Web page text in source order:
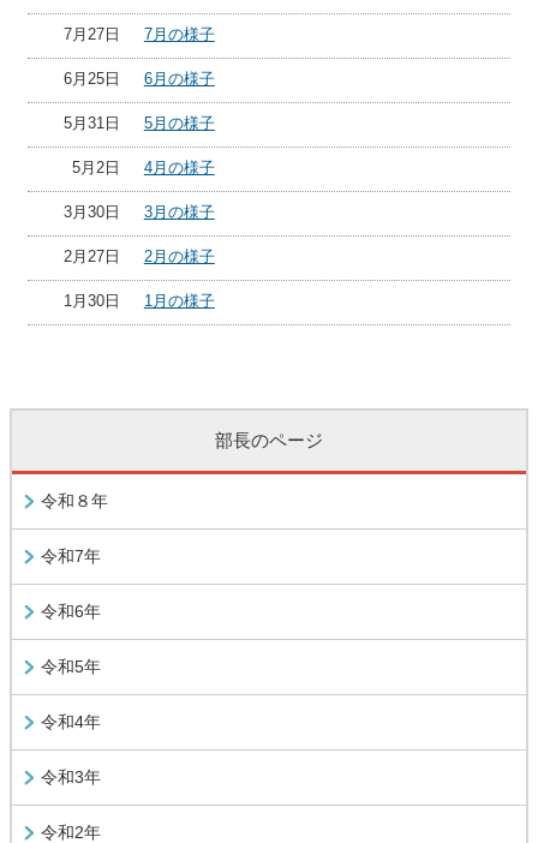
7月27日 7月の様子
6月25日 6月の様子
5月31日 5月の様子
5月2日 4月の様子
3月30日 3月の様子
2月27日 2月の様子
1月30日 1月の様子
部長のページ
令和８年
令和7年
令和6年
令和5年
令和4年
令和3年
令和2年